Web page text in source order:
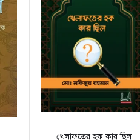
খেলাফতের হক কার ছিল